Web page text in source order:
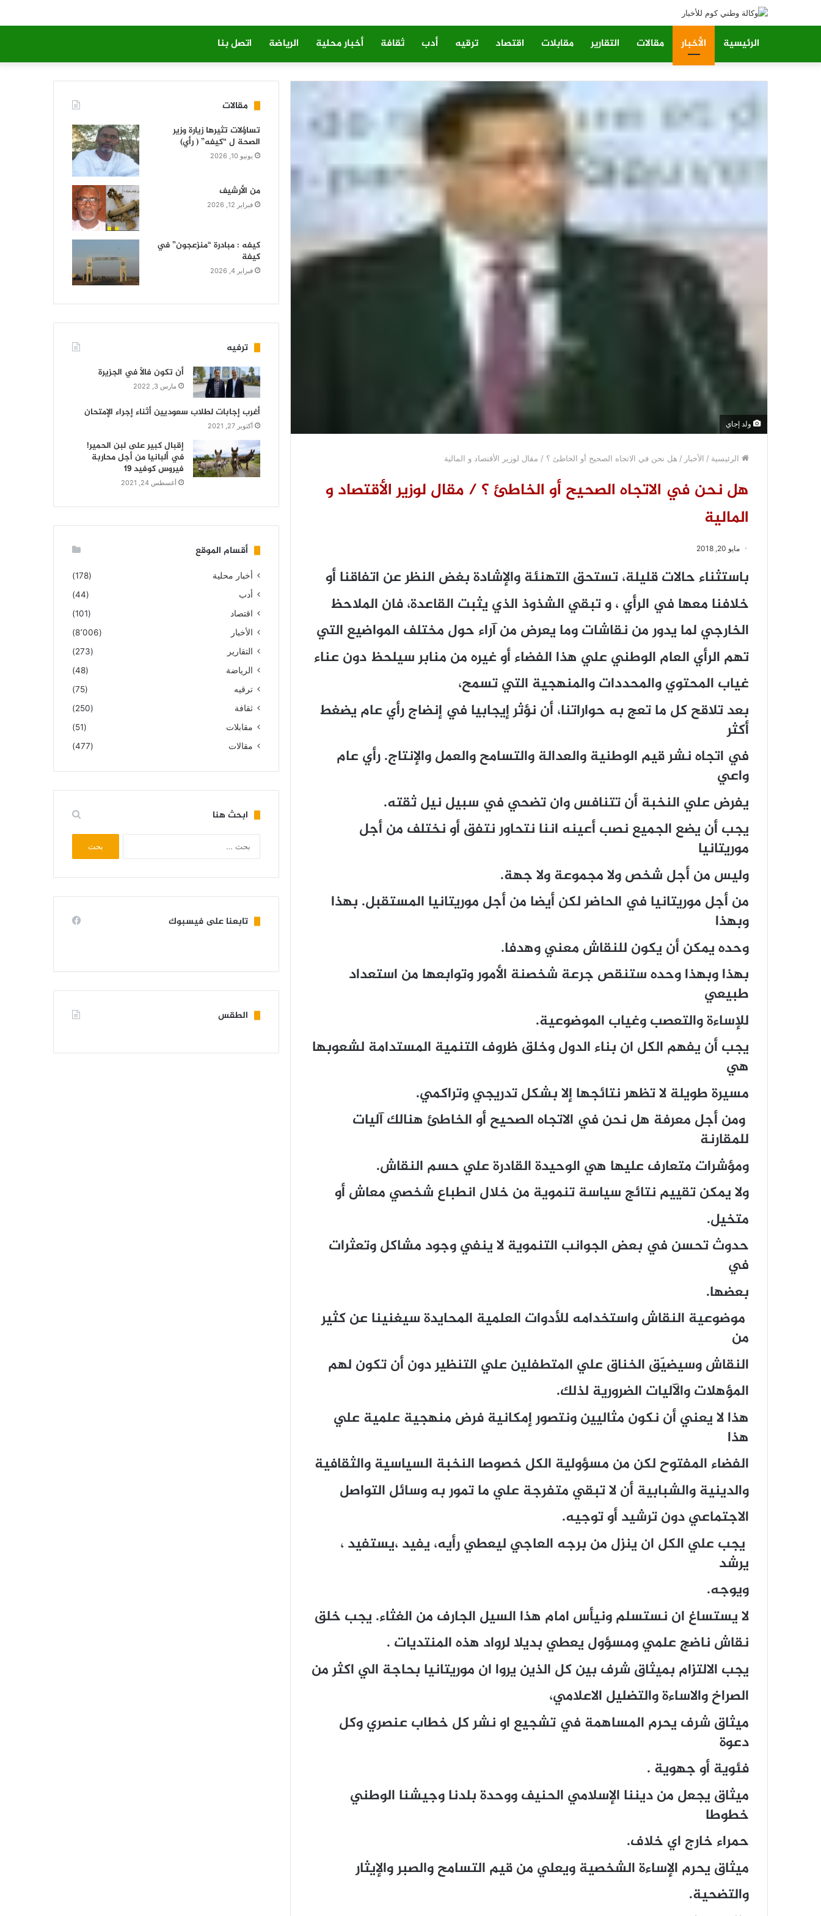
الرئيسية الأخبار مقالات التقارير مقابلات اقتصاد ترقيه أدب ثقافة أخبار محلية الرياضة اتصل بنا
ولد إجاي
الرئيسية / الأخبار / هل نحن في الاتجاه الصحيح أو الخاطئ ؟ / مقال لوزير الأقتصاد و المالية
هل نحن في الاتجاه الصحيح أو الخاطئ ؟ / مقال لوزير الأقتصاد و
المالية
مايو 20, 2018
باستثناء حالات قليلة، تستحق التهنئة والإشادة بغض النظر عن اتفاقنا أو
خلافنا معها في الرأي ، و تبقي الشذوذ الذي يثبت القاعدة، فان الملاحظ
الخارجي لما يدور من نقاشات وما يعرض من آراء حول مختلف المواضيع التي
تهم الرأي العام الوطني علي هذا الفضاء أو غيره من منابر سيلحظ دون عناء
غياب المحتوي والمحددات والمنهجية التي تسمح،
بعد تلاقح كل ما تعج به حواراتنا، أن نؤثر إيجابيا في إنضاج رأي عام يضغط
أكثر
في اتجاه نشر قيم الوطنية والعدالة والتسامح والعمل والإنتاج. رأي عام
واعي
يفرض علي النخبة أن تتنافس وان تضحي في سبيل نيل ثقته.
يجب أن يضع الجميع نصب أعينه اننا نتحاور نتفق أو نختلف من أجل
موريتانيا
وليس من أجل شخص ولا مجموعة ولا جهة.
من أجل موريتانيا في الحاضر لكن أيضا من أجل موريتانيا المستقبل. بهذا
وبهذا
وحده يمكن أن يكون للنقاش معني وهدفا.
بهذا وبهذا وحده ستنقص جرعة شخصنة الأمور وتوابعها من استعداد
طبيعي
للإساءة والتعصب وغياب الموضوعية.
يجب أن يفهم الكل ان بناء الدول وخلق ظروف التنمية المستدامة لشعوبها
هي
مسيرة طويلة لا تظهر نتائجها إلا بشكل تدريجي وتراكمي.
ومن أجل معرفة هل نحن في الاتجاه الصحيح أو الخاطئ هنالك آليات
للمقارنة
ومؤشرات متعارف عليها هي الوحيدة القادرة علي حسم النقاش.
ولا يمكن تقييم نتائج سياسة تنموية من خلال انطباع شخصي معاش أو
متخيل.
حدوث تحسن في بعض الجوانب التنموية لا ينفي وجود مشاكل وتعثرات
في
بعضها.
موضوعية النقاش واستخدامه للأدوات العلمية المحايدة سيغنينا عن كثير
من
النقاش وسيضيّق الخناق علي المتطفلين علي التنظير دون أن تكون لهم
المؤهلات والآليات الضرورية لذلك.
هذا لا يعني أن نكون مثاليين ونتصور إمكانية فرض منهجية علمية علي
هذا
الفضاء المفتوح لكن من مسؤولية الكل خصوصا النخبة السياسية والثقافية
والدينية والشبابية أن لا تبقي متفرجة علي ما تمور به وسائل التواصل
الاجتماعي دون ترشيد أو توجيه.
يجب علي الكل ان ينزل من برجه العاجي ليعطي رأيه، يفيد ،يستفيد ،
يرشد
ويوجه.
لا يستساغ ان نستسلم ونيأس امام هذا السيل الجارف من الغثاء. يجب خلق
نقاش ناضج علمي ومسؤول يعطي بديلا لرواد هذه المنتديات .
يجب الالتزام بميثاق شرف بين كل الذين يروا ان موريتانيا بحاجة الي اكثر من
الصراخ والاساءة والتضليل الاعلامي،
ميثاق شرف يحرم المساهمة في تشجيع او نشر كل خطاب عنصري وكل
دعوة
فئوية أو جهوية .
ميثاق يجعل من ديننا الإسلامي الحنيف ووحدة بلدنا وجيشنا الوطني
خطوطا
حمراء خارج اي خلاف.
ميثاق يحرم الإساءة الشخصية ويعلي من قيم التسامح والصبر والإيثار
والتضحية.
مقالات
تساؤلات تثيرها زيارة وزير
الصحة ل “كيفه” ( رأي)
يونيو 10, 2026
من الأرشيف
فبراير 12, 2026
كيفه : مبادرة “منزعجون” في
كيفة
فبراير 4, 2026
ترفيه
أن تكون فالاً في الجزيرة
مارس 3, 2022
أغرب إجابات لطلاب سعوديين أثناء إجراء الإمتحان
أكتوبر 27, 2021
إقبال كبير على لبن الحمير!
في ألبانيا من أجل محاربة
فيروس كوفيد 19
أغسطس 24, 2021
أقسام الموقع
أخبار محلية
(178)
أدب
(44)
اقتصاد
(101)
الأخبار
(8٬006)
التقارير
(273)
الرياضة
(48)
ترقيه
(75)
ثقافة
(250)
مقابلات
(51)
مقالات
(477)
ابحث هنا
تابعنا على فيسبوك
الطقس